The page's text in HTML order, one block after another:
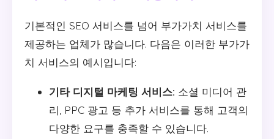
기본적인 SEO 서비스를 넘어 부가가치 서비스를
제공하는 업체가 많습니다. 다음은 이러한 부가가
치 서비스의 예시입니다:
기타 디지털 마케팅 서비스: 소셜 미디어 관
리, PPC 광고 등 추가 서비스를 통해 고객의
다양한 요구를 충족할 수 있습니다.